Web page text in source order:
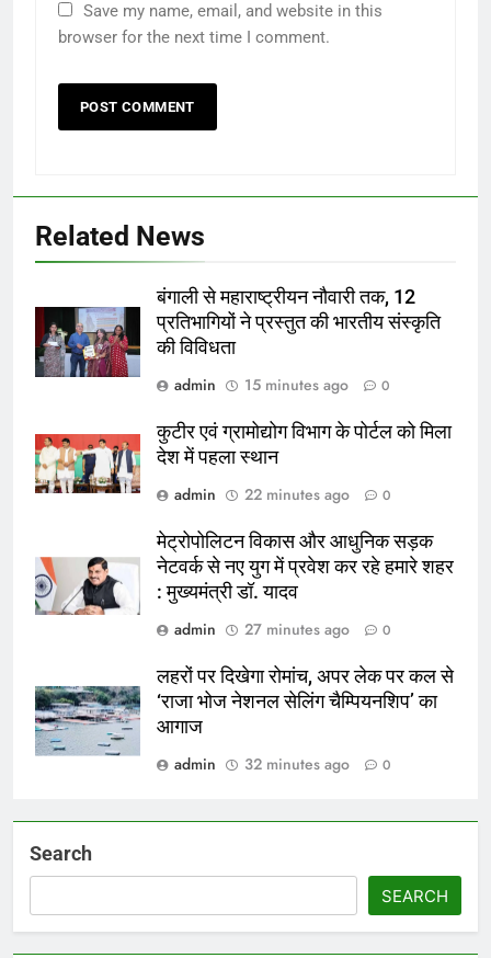
Save my name, email, and website in this
browser for the next time I comment.
Related News
बंगाली से महाराष्ट्रीयन नौवारी तक, 12
प्रतिभागियों ने प्रस्तुत की भारतीय संस्कृति
की विविधता
admin
15 minutes ago 0
कुटीर एवं ग्रामोद्योग विभाग के पोर्टल को मिला
देश में पहला स्थान
admin
22 minutes ago 0
मेट्रोपोलिटन विकास और आधुनिक सड़क
नेटवर्क से नए युग में प्रवेश कर रहे हमारे शहर
: मुख्यमंत्री डॉ. यादव
admin
27 minutes ago 0
लहरों पर दिखेगा रोमांच, अपर लेक पर कल से
‘राजा भोज नेशनल सेलिंग चैम्पियनशिप’ का
आगाज
admin
32 minutes ago 0
Search
SEARCH